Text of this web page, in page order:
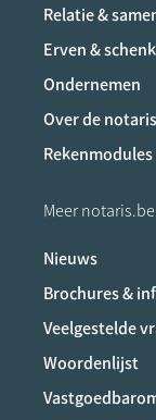
Relatie &
Erven &
Ondernemen
Over de notaris
Rekenmodules
Meer notaris.be
Nieuws
Brochures &
Veelgestelde
Woordenlijst